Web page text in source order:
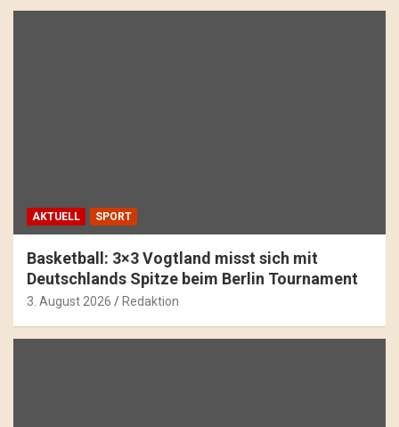
AKTUELL SPORT
Basketball: 3×3 Vogtland misst sich mit
Deutschlands Spitze beim Berlin Tournament
3. August 2026 Redaktion